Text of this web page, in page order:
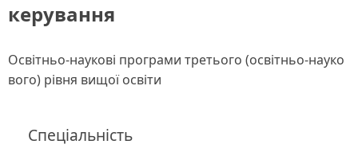
керування
Освітньо-наукові програми третього (освітньо-науко
вого) рівня вищої освіти
Спеціальність